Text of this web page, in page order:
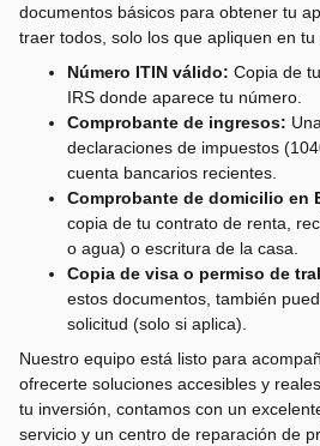
documentos básicos para obtener tu
traer todos, solo los que apliquen en tu
Número ITIN válido: Copia de
IRS donde aparece tu número.
Comprobante de ingresos:
declaraciones de impuestos
cuenta bancarios recientes.
Comprobante de domicilio en
copia de tu contrato de renta,
o agua) o escritura de la casa.
Copia de visa o permiso de
estos documentos, también
solicitud (solo si aplica).
Nuestro equipo está listo para
ofrecerte soluciones accesibles y
tu inversión, contamos con un
servicio y un centro de reparación de